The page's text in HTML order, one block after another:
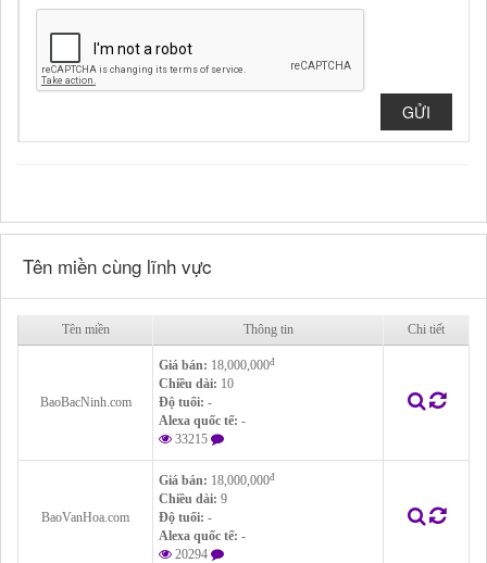
GỬI
Tên miền cùng lĩnh vực
Tên miền Thông tin Chi tiết
BaoBacNinh.com
Giá bán: 18,000,000đ
Chiều dài: 10
Độ tuổi: -
Alexa quốc tế: -
33215
BaoVanHoa.com
Giá bán: 18,000,000đ
Chiều dài: 9
Độ tuổi: -
Alexa quốc tế: -
20294